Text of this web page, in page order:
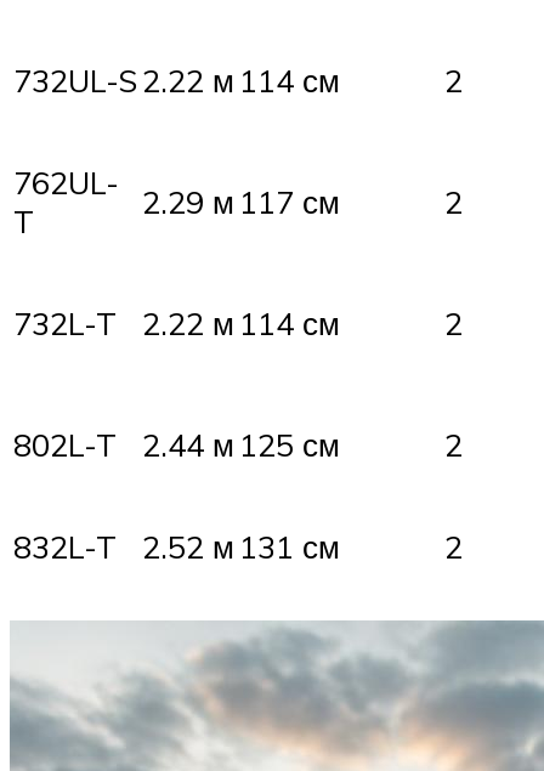
732UL-S2.22 м 114 см 2
762UL-
T
2.29 м 117 см 2
732L-T 2.22 м 114 см 2
802L-T 2.44 м 125 см 2
832L-T 2.52 м 131 см 2